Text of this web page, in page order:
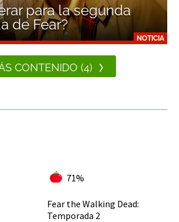
NOTICIA
para la segunda
de Fear?
CONTENIDO (4)
71%
Fear the Walking Dead:
Temporada 2